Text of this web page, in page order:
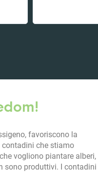
favoriscono la
contadini che stiamo
vogliono piantare alberi,
sono produttivi. I contadini